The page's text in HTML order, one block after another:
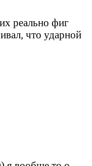
реально фиг
что ударной